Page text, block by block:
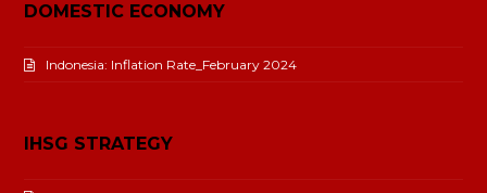
DOMESTIC ECONOMY
Indonesia: Inflation Rate_February 2024
IHSG STRATEGY